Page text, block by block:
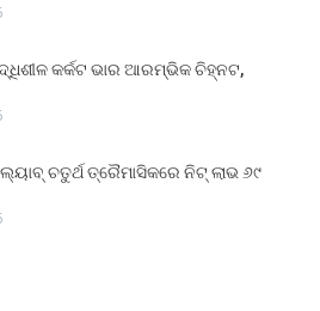
କର୍କଟ ଭାର ଆରମ୍ଭିକ ଚିହ୍ନଟ,
ଚତୁର୍ଥ ତ୍ରୈମାସିକରେ ନିଟ୍ ଲାଭ ୬୯